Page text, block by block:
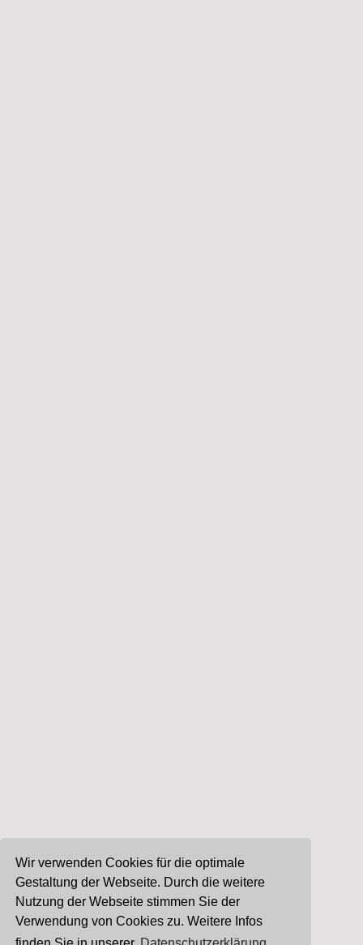
Wir verwenden Cookies für die optimale
Gestaltung der Webseite. Durch die weitere
Nutzung der Webseite stimmen Sie der
Verwendung von Cookies zu. Weitere Infos